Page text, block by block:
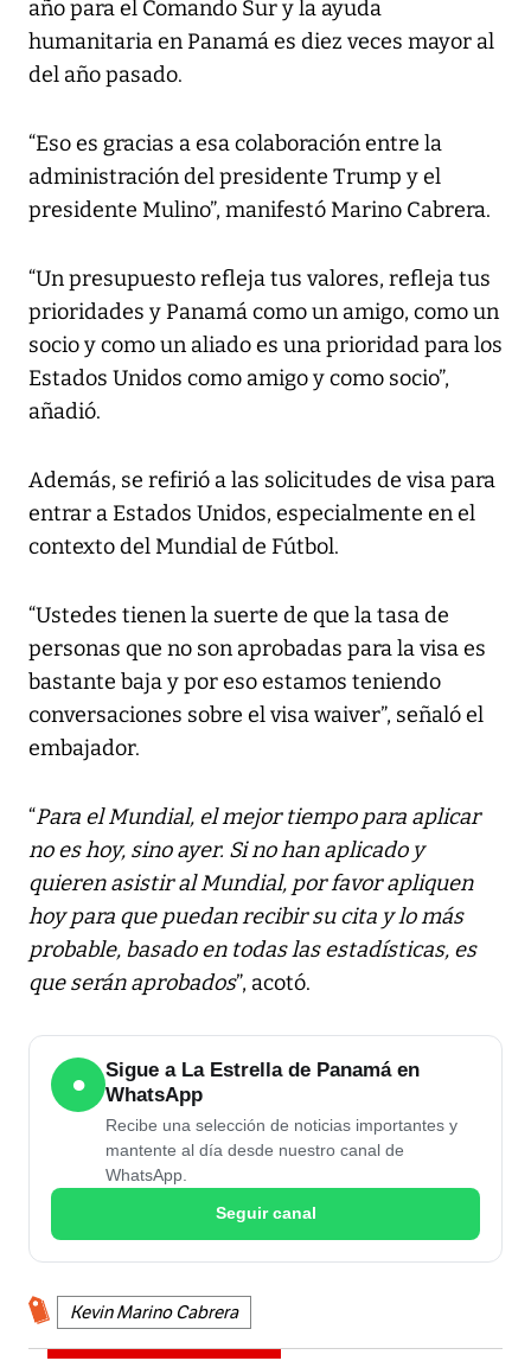
año para el Comando Sur y la ayuda
humanitaria en Panamá es diez veces mayor al
del año pasado.
“Eso es gracias a esa colaboración entre la
administración del presidente Trump y el
presidente Mulino”, manifestó Marino Cabrera.
“Un presupuesto refleja tus valores, refleja tus
prioridades y Panamá como un amigo, como un
socio y como un aliado es una prioridad para los
Estados Unidos como amigo y como socio”,
añadió.
Además, se refirió a las solicitudes de visa para
entrar a Estados Unidos, especialmente en el
contexto del Mundial de Fútbol.
“Ustedes tienen la suerte de que la tasa de
personas que no son aprobadas para la visa es
bastante baja y por eso estamos teniendo
conversaciones sobre el visa waiver”, señaló el
embajador.
“Para el Mundial, el mejor tiempo para aplicar
no es hoy, sino ayer. Si no han aplicado y
quieren asistir al Mundial, por favor apliquen
hoy para que puedan recibir su cita y lo más
probable, basado en todas las estadísticas, es
que serán aprobados”, acotó.
●
Sigue a La Estrella de Panamá en
WhatsApp
Recibe una selección de noticias importantes y
mantente al día desde nuestro canal de
WhatsApp.
Seguir canal
Kevin Marino Cabrera